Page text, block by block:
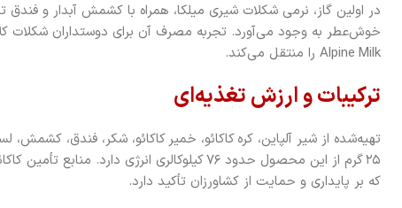
در اولین گاز، نرمی شکلات شیری میلکا، همراه با کشمش آبدار و فندق
خوش‌عطر به وجود می‌آورد. تجربه مصرف آن برای دوستداران
Alpine Milk را منتقل می‌کند.
ترکیبات و ارزش تغذیه‌ای
تهیه‌شده از شیر آلپاین، کره کاکائو، خمیر کاکائو، شکر، فندق،
۲۵ گرم از این محصول حدود ۷۶ کیلوکالری انرژی دارد. منابع تأمین کاکائو تحت برنامه بین‌المللی
که بر پایداری و حمایت از کشاورزان تأکید دارد.